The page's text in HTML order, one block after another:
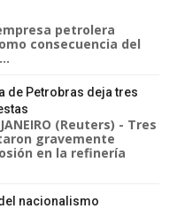
petrolera
consecuencia del
de Petrobras deja tres
(Reuters) - Tres
gravemente
en la refinería
nacionalismo